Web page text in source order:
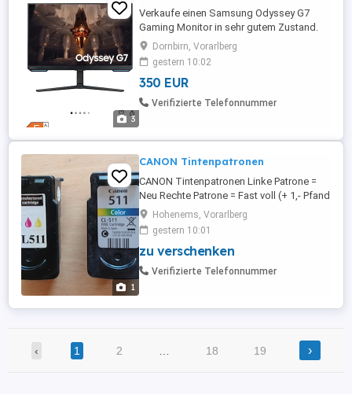
3
Verkaufe einen Samsung Odyssey G7
Gaming Monitor in sehr gutem Zustand.
Technische Daten: * 28 Zoll * 4K UHD (384
Hz * 1 ms Reaktionszeit * Smart-TV-
Funktion (Tizen) * Gaming Hub * HDR400
Anschlüsse: * 2 HDMI 2.1 * 1 DisplayPort
1.4 * 2 USB-A * 1 LAN (RJ-45) * 1
Dornbirn, Vorarlberg
gestern 10:02
350 EUR
Verifizierte Telefonnummer
1
CANON Tintenpatronen
CANON Tintenpatronen Linke Patrone =
Neu Rechte Patrone = Fast voll (+ 1,- Pfand
für Original-Patrone)
Hohenems, Vorarlberg
gestern 10:01
zu verschenken
Verifizierte Telefonnummer
‹ 1 2 18 19 ›